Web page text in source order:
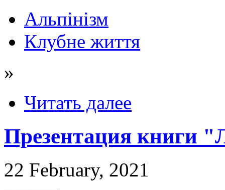
Альпінізм
Клубне життя
»
Читать далее
Презентация книги
22 February, 2021